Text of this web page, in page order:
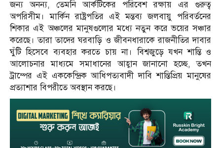
জন্য অনন্য, তেমনি আর্কটিকের পরিবেশ রক্ষায় এর গুরুত্ব
অপরিসীম। মার্কিন রাষ্ট্রপতির এই মন্তব্য জলবায়ু পরিবর্তনের
শিকার এই অঞ্চলের মানুষগুলোর মধ্যে নতুন করে ভয়ের সঞ্চার
করেছে। তারা তাদের ঘরবাড়ি ও জীবনধারাকে রাজনীতির দাবার
ঘুঁটি হিসেবে ব্যবহার করতে চায় না। বিশ্বজুড়ে যখন শান্তি ও
আলোচনার মাধ্যমে সমাধানের আহ্বান জানানো হচ্ছে, তখন
ট্রাম্পের এই এককেন্দ্রিক আধিপত্যবাদী দাবি শান্তিপ্রিয় মানুষের
প্রত্যাশার বিপরীতে অবস্থান করছে।